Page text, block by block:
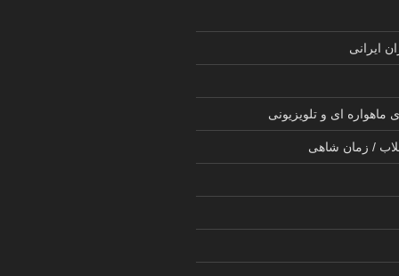
ایرانی
ماهواره ای و تلویزیونی
/ زمان شاهی